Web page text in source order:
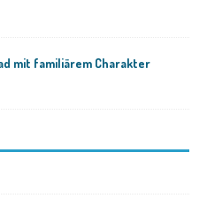
mit familiärem Charakter